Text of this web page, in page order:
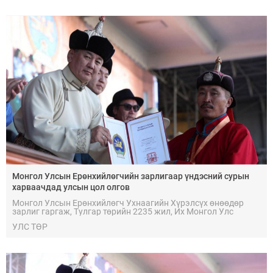
Монгол Улсын Ерөнхийлөгчийн зарлигаар үндэсний сурын
харваачдад улсын цол олгов
Монгол Улсын Ерөнхийлөгч Ухнаагийн Хүрэлсүх өнөөдөр
зарлиг гаргаж, Тулгар төрийн 2235 жил, Их Монгол Улс
тогтнолоо сэргээн мандуулсны 115 жил, Ардын хувьсгалын
оролцож, улсын цолны болзол хангасан харваачдад цол
олголоо.
УЛС ТӨР